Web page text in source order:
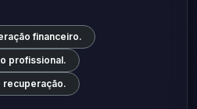
financeiro.
profissional.
recuperação.